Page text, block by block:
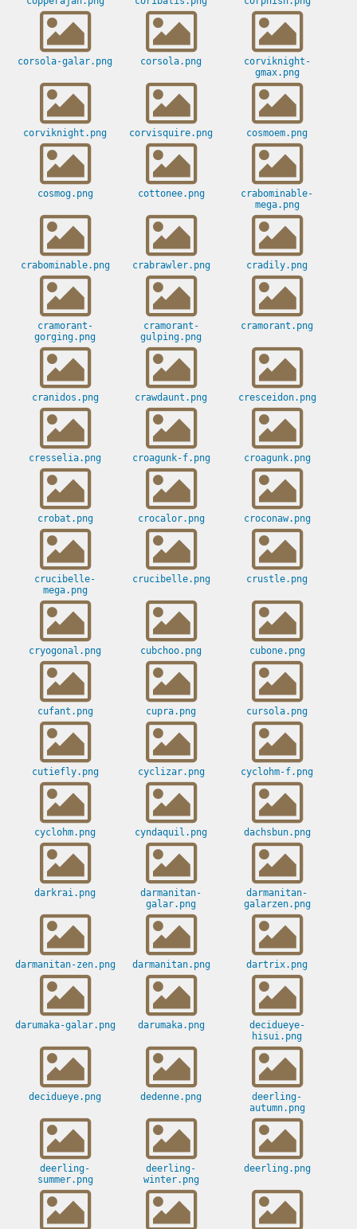
corsola-galar.png corsola.png
corviknight-
gmax.png
corviknight.png corvisquire.png cosmoem.png
cosmog.png cottonee.png
crabominable-
mega.png
crabominable.png crabrawler.png cradily.png
cramorant-
gorging.png
cramorant-
gulping.png
cramorant.png
cranidos.png crawdaunt.png cresceidon.png
cresselia.png croagunk-f.png croagunk.png
crobat.png crocalor.png croconaw.png
crucibelle-
mega.png
crucibelle.png crustle.png
cryogonal.png cubchoo.png cubone.png
cufant.png cupra.png cursola.png
cutiefly.png cyclizar.png cyclohm-f.png
cyclohm.png cyndaquil.png dachsbun.png
darkrai.png
darmanitan-
galar.png
darmanitan-
galarzen.png
darmanitan-zen.png darmanitan.png dartrix.png
darumaka-galar.png darumaka.png
decidueye-
hisui.png
decidueye.png dedenne.png
deerling-
autumn.png
deerling-
summer.png
deerling-
winter.png
deerling.png